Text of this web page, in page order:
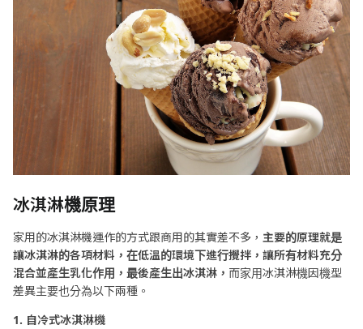
冰淇淋機原理
家用的冰淇淋機運作的方式跟商用的其實差不多， 主要的原理就是
讓冰淇淋的各項材料，在低溫的環境下進行攪拌，讓所有材料充分
混合並產生乳化作用，最後產生出冰淇淋， 而家用冰淇淋機因機型
差異主要也分為以下兩種。
1. 自冷式冰淇淋機